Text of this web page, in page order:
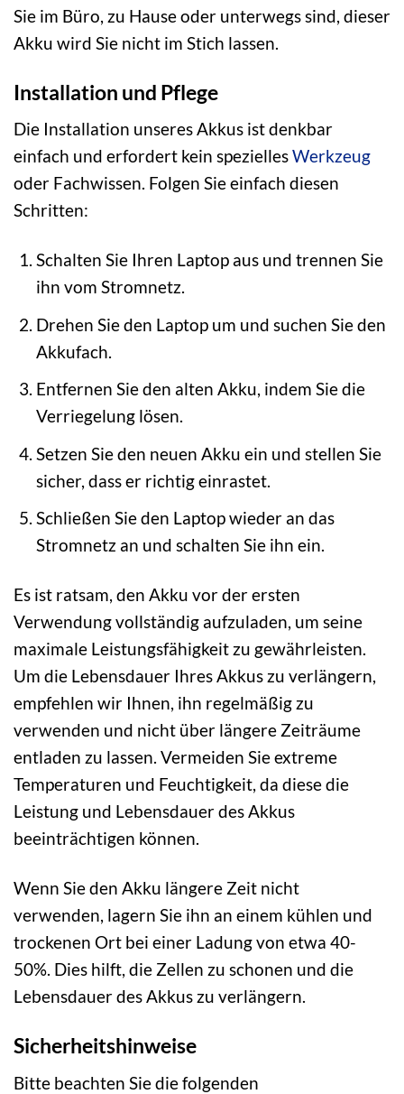
Sie im Büro, zu Hause oder unterwegs sind, dieser
Akku wird Sie nicht im Stich lassen.
Installation und Pflege
Die Installation unseres Akkus ist denkbar
einfach und erfordert kein speziellesWerkzeug
oder Fachwissen. Folgen Sie einfach diesen
Schritten:
Schalten Sie Ihren Laptop aus und trennen Sie
ihn vom Stromnetz.
Drehen Sie den Laptop um und suchen Sie den
Akkufach.
Entfernen Sie den alten Akku, indem Sie die
Verriegelung lösen.
Setzen Sie den neuen Akku ein und stellen Sie
sicher, dass er richtig einrastet.
Schließen Sie den Laptop wieder an das
Stromnetz an und schalten Sie ihn ein.
Es ist ratsam, den Akku vor der ersten
Verwendung vollständig aufzuladen, um seine
maximale Leistungsfähigkeit zu gewährleisten.
Um die Lebensdauer Ihres Akkus zu verlängern,
empfehlen wir Ihnen, ihn regelmäßig zu
verwenden und nicht über längere Zeiträume
entladen zu lassen. Vermeiden Sie extreme
Temperaturen und Feuchtigkeit, da diese die
Leistung und Lebensdauer des Akkus
beeinträchtigen können.
Wenn Sie den Akku längere Zeit nicht
verwenden, lagern Sie ihn an einem kühlen und
trockenen Ort bei einer Ladung von etwa 40-
50%. Dies hilft, die Zellen zu schonen und die
Lebensdauer des Akkus zu verlängern.
Sicherheitshinweise
Bitte beachten Sie die folgenden